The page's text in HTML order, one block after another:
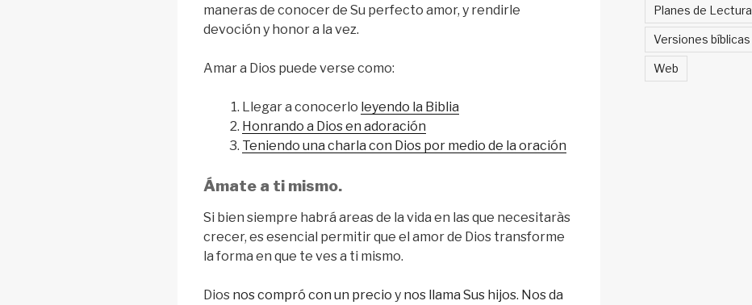
maneras de conocer de Su perfecto amor, y rendirle
devoción y honor a la vez.
Amar a Dios puede verse como:
Llegar a conocerlo leyendo la Biblia
Honrando a Dios en adoración
Teniendo una charla con Dios por medio de la oración
Ámate a ti mismo.
Si bien siempre habrá areas de la vida en las que necesitaràs
crecer, es esencial permitir que el amor de Dios transforme
la forma en que te ves a ti mismo.
Dios nos compró con un precio y nos llama Sus hijos. Nos da
Planes de Lectura
Versiones bíblicas
Web